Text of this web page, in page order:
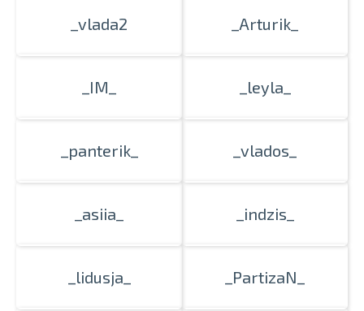
_vlada2 _Arturik_
_IM_ _leyla_
_panterik_ _vlados_
_asiia_ _indzis_
_lidusja_ _PartizaN_